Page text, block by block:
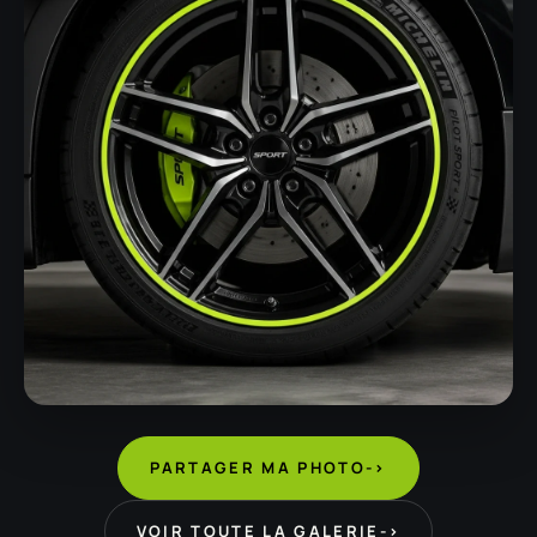
PARTAGER MA PHOTO->
VOIR TOUTE LA GALERIE ->